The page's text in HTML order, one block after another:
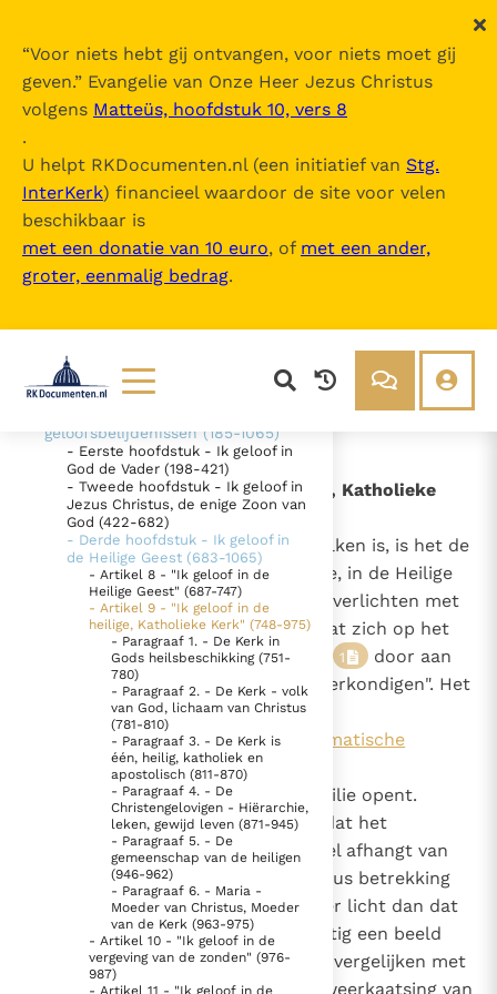
“Voor niets hebt gij ontvangen, voor niets moet gij
geven.” Evangelie van Onze Heer Jezus Christus
volgens Matteüs, hoofdstuk 10, vers 8
.
U helpt RKDocumenten.nl (een initiatief van Stg.
InterKerk) financieel waardoor de site voor velen
beschikbaar is
met een donatie van 10 euro, of met een ander,
groter, eenmalig bedrag.
Lezen
Documenten
Thema’s
Berichten
Denzinger
Over ons
Over RK Documenten
Meedoen
Nieuwsbrief
Gebruiksvoorwaarden
Nieuwste Documenten
5. Het gebed van de Kerk
In Christus wordt onze honger vervuld
Leer de kostbare parel van Gods koninkrijk te
Gods Koninkrijk groeit stilletjes door liefde, niet door
De mystiek. De mystieke verschijnselen en de
Het Vaticaan publiceert een nieuwe Latijnse uitgave
van het Romeins martyrologium
Vaticaanse financiële waakhond verliest autonomie
Paus spreekt het Wereldvoedselprogramma toe
Catechismus van de Katholieke Kerk
Inhoudsopgave
uitklappen
- Intro
1065)
- EERSTE SECTIE - "Ik geloof" -
"Wij geloven" (26-184)
- TWEEDE SECTIE De belijdenis
geloofsbelijdenissen (185-1065)
- Eerste hoofdstuk - Ik geloof in
God de Vader (198-421)
- Tweede hoofdstuk - Ik geloof in
Jezus Christus, de enige Zoon van
God (422-682)
- Derde hoofdstuk - Ik geloof in
de Heilige Geest (683-1065)
- Artikel 8 - "Ik geloof in de
Heilige Geest" (687-747)
- Artikel 9 - "Ik geloof in de
heilige, Katholieke Kerk" (748-975)
- Paragraaf 1. - De Kerk in
Gods heilsbeschikking (751-
780)
- Paragraaf 2. - De Kerk - volk
van God, lichaam van Christus
(781-810)
- Paragraaf 3. - De Kerk is
één, heilig, katholiek en
apostolisch (811-870)
- Paragraaf 4. - De
Christengelovigen - Hiërarchie,
leken, gewijd leven (871-945)
- Paragraaf 5. - De
gemeenschap van de heiligen
(946-962)
- Paragraaf 6. - Maria -
Moeder van Christus, Moeder
van de Kerk (963-975)
- Artikel 10 - "Ik geloof in de
vergeving van de zonden" (976-
987)
- Artikel 9 - "Ik geloof in de heilige, Katholieke
Kerk" (748-975)
"Omdat Christus het licht der volken is, is het de
vurige wens van dit heilig concilie, in de Heilige
Geest vergaderd, alle mensen te verlichten met
het stralend licht van Christus dat zich op het
gelaat van de Kerk weerspiegelt, 1
door aan
ieder schepsel het Evangelie te verkondigen". Het
is met deze woorden dat "
Het licht van de volken - de dogmatische
constitutie over de Kerk
" van het Tweede Vaticaans Concilie opent.
Daardoor laat het Concilie zien dat het
geloofsartikel over de Kerk geheel afhangt van
alle artikelen die op Christus Jezus betrekking
hebben. De Kerk heeft geen ander licht dan dat
van Christus; zij is, overeenkomstig een beeld
dat de Kerkvaders dierbaar is, te vergelijken met
de maan waarvan alle licht een weerkaatsing van